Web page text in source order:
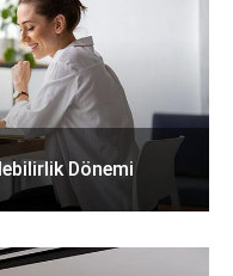
Dönemi